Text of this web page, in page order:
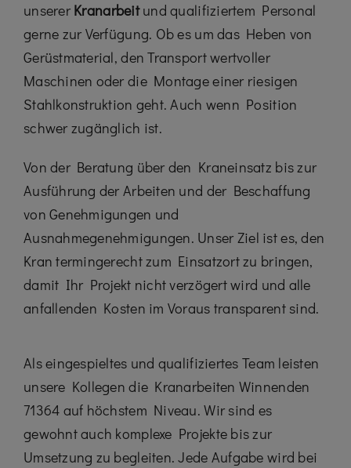
unserer Kranarbeitund qualifiziertem Personal
gerne zur Verfügung. Ob es um das Heben von
Gerüstmaterial, den Transport wertvoller
Maschinen oder die Montage einer riesigen
Stahlkonstruktion geht. Auch wenn Position
schwer zugänglich ist.
Von der Beratung über den Kraneinsatz bis zur
Ausführung der Arbeiten und der Beschaffung
von Genehmigungen und
Ausnahmegenehmigungen. Unser Ziel ist es, den
Kran termingerecht zum Einsatzort zu bringen,
damit Ihr Projekt nicht verzögert wird und alle
anfallenden Kosten im Voraus transparent sind.
Als eingespieltes und qualifiziertes Team leisten
unsere Kollegen die Kranarbeiten Winnenden
71364 auf höchstem Niveau. Wir sind es
gewohnt auch komplexe Projekte bis zur
Umsetzung zu begleiten. Jede Aufgabe wird bei